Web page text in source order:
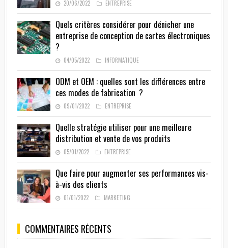
20/06/2022 ENTREPRISE
Quels critères considérer pour dénicher une
entreprise de conception de cartes électroniques
?
04/05/2022 INFORMATIQUE
ODM et OEM : quelles sont les différences entre
ces modes de fabrication ?
09/01/2022 ENTREPRISE
Quelle stratégie utiliser pour une meilleure
distribution et vente de vos produits
05/01/2022 ENTREPRISE
Que faire pour augmenter ses performances vis-
à-vis des clients
01/01/2022 MARKETING
COMMENTAIRES RÉCENTS